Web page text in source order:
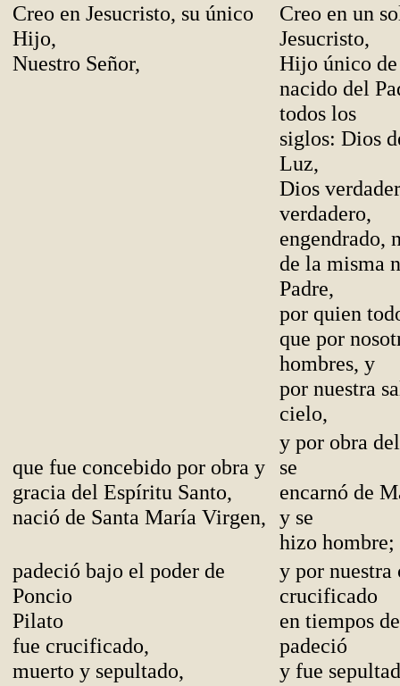
Creo en Jesucristo, su único
Hijo,
Nuestro Señor,
Creo en un
Jesucristo,
Hijo único
nacido del
todos los
siglos: Dios
Luz,
Dios
verdadero,
engendrado,
de la misma
Padre,
por quien
que por
hombres, y
por nuestra
cielo,
que fue concebido por obra y
gracia del Espíritu Santo,
nació de Santa María Virgen,
y por obra
se
encarnó de
y se
hizo hombre;
padeció bajo el poder de
Poncio
Pilato
fue crucificado,
muerto y sepultado,
y por nuestra
crucificado
en tiempos
padeció
y fue